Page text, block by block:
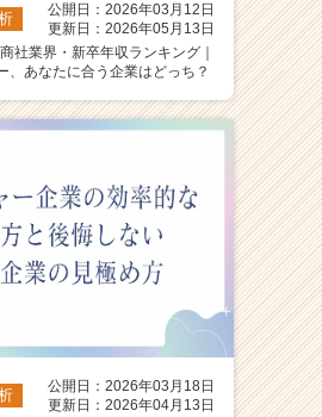
公開日：2026年03月12日
更新日：2026年05月13日
社業界・新卒年収ランキング｜
、あなたに合う企業はどっち？
公開日：2026年03月18日
更新日：2026年04月13日